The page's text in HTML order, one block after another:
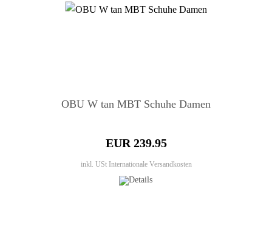
OBU W tan MBT Schuhe Damen
EUR 239.95
inkl. USt Internationale Versandkosten